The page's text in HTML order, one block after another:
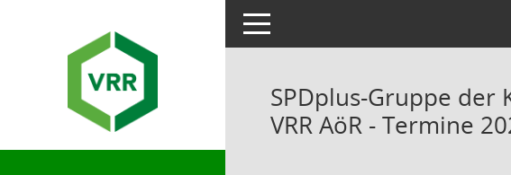
Toggle navigation
SPDplus-Gruppe der
VRR AöR - Termine